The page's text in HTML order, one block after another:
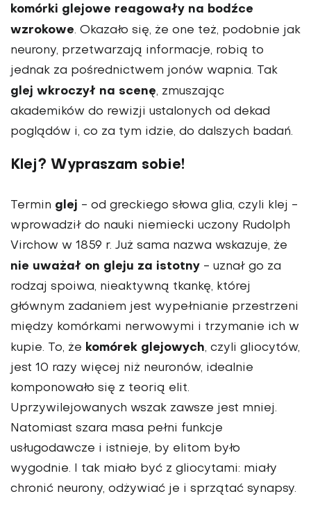
komórki glejowe reagowały na bodźce
wzrokowe. Okazało się, że one też, podobnie jak
neurony, przetwarzają informacje, robią to
jednak za pośrednictwem jonów wapnia. Tak
glej wkroczył na scenę, zmuszając
akademików do rewizji ustalonych od dekad
poglądów i, co za tym idzie, do dalszych badań.
Klej? Wypraszam sobie!
Termin glej - od greckiego słowa glia, czyli klej -
wprowadził do nauki niemiecki uczony Rudolph
Virchow w 1859 r. Już sama nazwa wskazuje, że
nie uważał on gleju za istotny - uznał go za
rodzaj spoiwa, nieaktywną tkankę, której
głównym zadaniem jest wypełnianie przestrzeni
między komórkami nerwowymi i trzymanie ich w
kupie. To, że komórek glejowych, czyli gliocytów,
jest 10 razy więcej niż neuronów, idealnie
komponowało się z teorią elit.
Uprzywilejowanych wszak zawsze jest mniej.
Natomiast szara masa pełni funkcje
usługodawcze i istnieje, by elitom było
wygodnie. I tak miało być z gliocytami: miały
chronić neurony, odżywiać je i sprzątać synapsy.